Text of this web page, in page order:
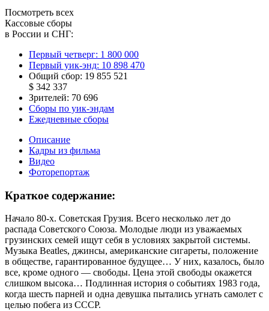
Посмотреть всех
Кассовые сборы
в России и СНГ:
Первый четверг: 1 800 000
Первый уик-энд: 10 898 470
Общий сбор: 19 855 521
$ 342 337
Зрителей: 70 696
Сборы по уик-эндам
Ежедневные сборы
Описание
Кадры из фильма
Видео
Фоторепортаж
Краткое содержание:
Начало 80-х. Советская Грузия. Всего несколько лет до
распада Советского Союза. Молодые люди из уважаемых
грузинских семей ищут себя в условиях закрытой системы.
Музыка Beatles, джинсы, американские сигареты, положение
в обществе, гарантированное будущее… У них, казалось, было
все, кроме одного — свободы. Цена этой свободы окажется
слишком высока… Подлинная история о событиях 1983 года,
когда шесть парней и одна девушка пытались угнать самолет с
целью побега из СССР.